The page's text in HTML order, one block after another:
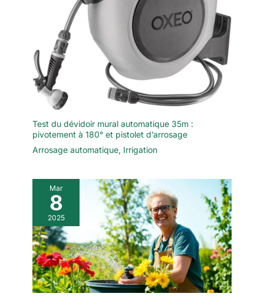
Test du dévidoir mural automatique 35m :
pivotement à 180° et pistolet d’arrosage
Arrosage automatique, Irrigation
Mar
8
2025